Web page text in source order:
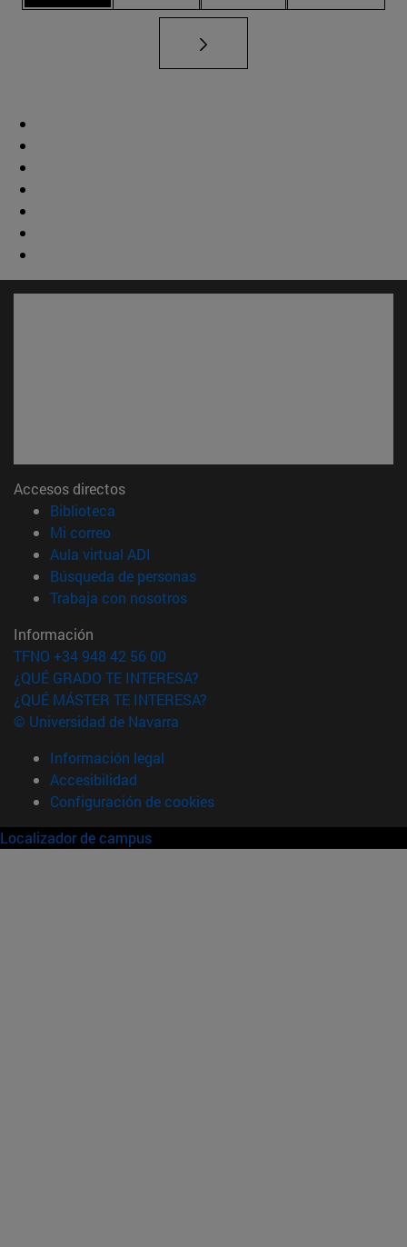
Accesos directos
Biblioteca
Mi correo(abre en nueva ventana)
Aula virtual ADI
Búsqueda de personas(abre en nueva ventana)
Trabaja con nosotros(abre en nueva ventana)
Información
TFNO +34 948 42 56 00
¿QUÉ GRADO TE INTERESA?
¿QUÉ MÁSTER TE INTERESA?
© Universidad de Navarra
Información legal
Accesibilidad
Configuración de cookies
Localizador de campus